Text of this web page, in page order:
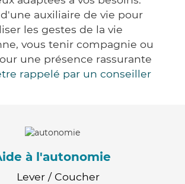
auxiliaire de vie pour
les gestes de la vie
vous tenir compagnie ou
une présence rassurante
rappelé par un conseiller
à l'autonomie
Lever / Coucher